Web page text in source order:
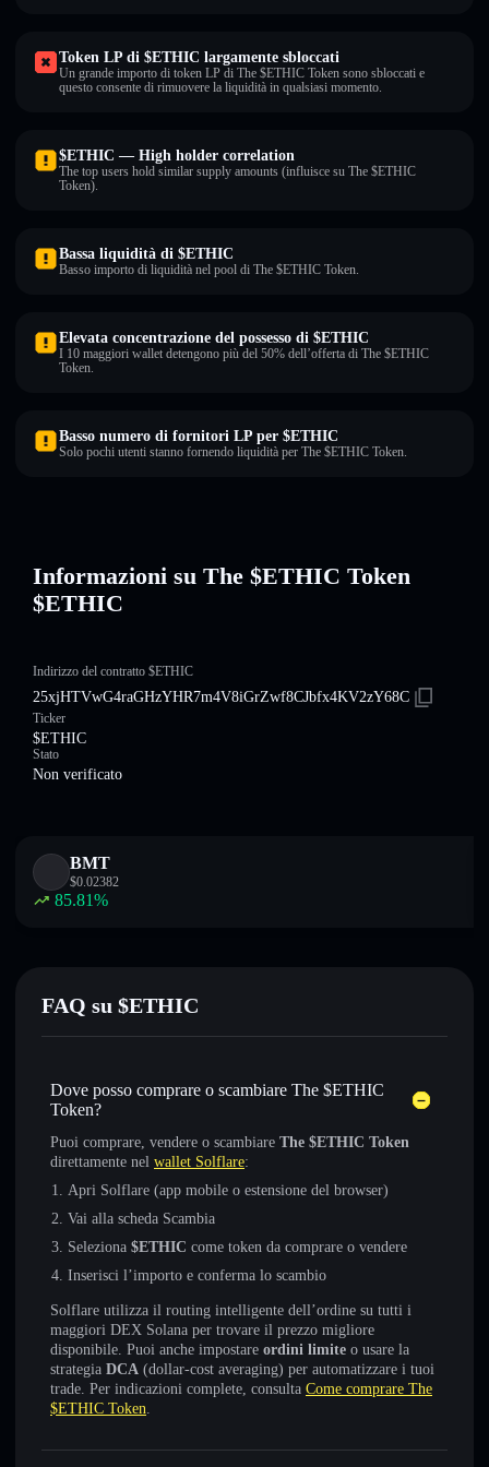
Token LP di $ETHIC largamente sbloccati
Un grande importo di token LP di The $ETHIC Token sono sbloccati e
questo consente di rimuovere la liquidità in qualsiasi momento.
$ETHIC — High holder correlation
The top users hold similar supply amounts (influisce su The $ETHIC
Token).
Bassa liquidità di $ETHIC
Basso importo di liquidità nel pool di The $ETHIC Token.
Elevata concentrazione del possesso di $ETHIC
I 10 maggiori wallet detengono più del 50% dell’offerta di The $ETHIC
Token.
Basso numero di fornitori LP per $ETHIC
Solo pochi utenti stanno fornendo liquidità per The $ETHIC Token.
Informazioni su The $ETHIC Token
$ETHIC
Indirizzo del contratto $ETHIC
25xjHTVwG4raGHzYHR7m4V8iGrZwf8CJbfx4KV2zY68C
Ticker
$ETHIC
Stato
Non verificato
BMT
$0.02382
85.81%
FAQ su $ETHIC
Dove posso comprare o scambiare The $ETHIC
Token?
Puoi comprare, vendere o scambiare The $ETHIC Token
direttamente nel wallet Solflare:
Apri Solflare (app mobile o estensione del browser)
Vai alla scheda Scambia
Seleziona $ETHIC come token da comprare o vendere
Inserisci l’importo e conferma lo scambio
Solflare utilizza il routing intelligente dell’ordine su tutti i
maggiori DEX Solana per trovare il prezzo migliore
disponibile. Puoi anche impostare ordini limite o usare la
strategia DCA (dollar-cost averaging) per automatizzare i tuoi
trade. Per indicazioni complete, consulta Come comprare The
$ETHIC Token.